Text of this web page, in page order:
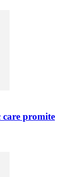
care promite